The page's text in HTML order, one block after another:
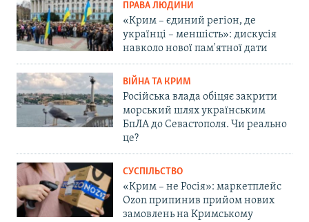
ПРАВА ЛЮДИНИ
«Крим – єдиний регіон, де
українці – меншість»: дискусія
навколо нової пам'ятної дати
ВІЙНА ТА КРИМ
Російська влада обіцяє закрити
морський шлях українським
БпЛА до Севастополя. Чи реально
це?
СУСПІЛЬСТВО
«Крим – не Росія»: маркетплейс
Ozon припинив прийом нових
замовлень на Кримському